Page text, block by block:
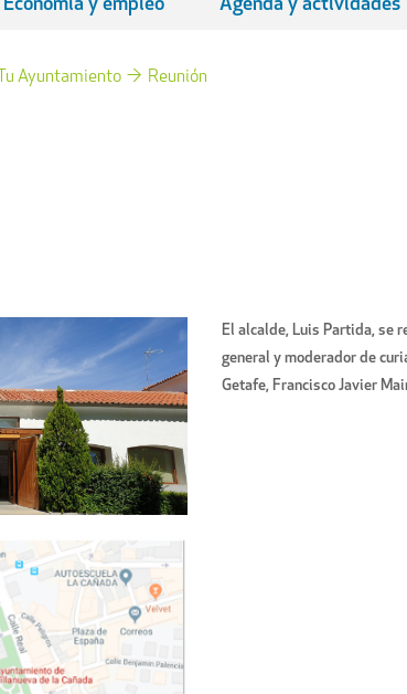
Economía y empleo Agenda y actividades
Tu Ayuntamiento Reunión
El alcalde, Luis Partida, se
general y moderador de
Getafe, Francisco Javier